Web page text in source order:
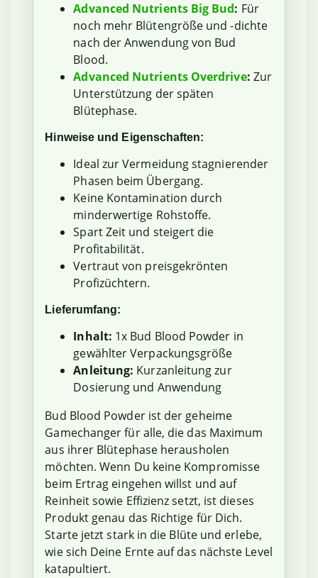
Advanced Nutrients Big Bud: Für
noch mehr Blütengröße und -dichte
nach der Anwendung von Bud
Blood.
Advanced Nutrients Overdrive: Zur
Unterstützung der späten
Blütephase.
Hinweise und Eigenschaften:
Ideal zur Vermeidung stagnierender
Phasen beim Übergang.
Keine Kontamination durch
minderwertige Rohstoffe.
Spart Zeit und steigert die
Profitabilität.
Vertraut von preisgekrönten
Profizüchtern.
Lieferumfang:
Inhalt: 1x Bud Blood Powder in
gewählter Verpackungsgröße
Anleitung: Kurzanleitung zur
Dosierung und Anwendung
Bud Blood Powder ist der geheime
Gamechanger für alle, die das Maximum
aus ihrer Blütephase herausholen
möchten. Wenn Du keine Kompromisse
beim Ertrag eingehen willst und auf
Reinheit sowie Effizienz setzt, ist dieses
Produkt genau das Richtige für Dich.
Starte jetzt stark in die Blüte und erlebe,
wie sich Deine Ernte auf das nächste Level
katapultiert.